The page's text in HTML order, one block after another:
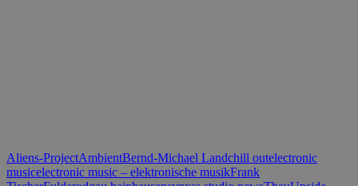
Aliens-ProjectAmbientBernd-Michael Landchill outelectronic
musicelectronic music – elektronische musikFrank